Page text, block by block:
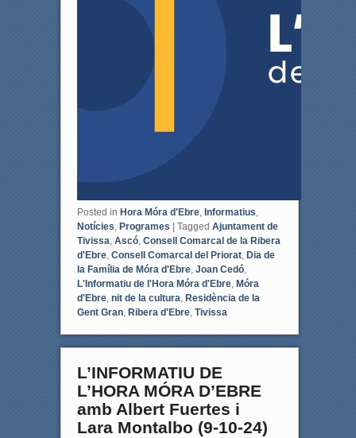
Posted in Hora Móra d'Ebre, Informatius,
Notícies, Programes Tagged Ajuntament de
Tivissa, Ascó, Consell Comarcal de la Ribera
d'Ebre, Consell Comarcal del Priorat, Dia de
la Família de Móra d'Ebre, Joan Cedó,
L'Informatiu de l'Hora Móra d'Ebre, Móra
d'Ebre, nit de la cultura, Residència de la
Gent Gran, Ribera d'Ebre, Tivissa
L’INFORMATIU DE
L’HORA MÓRA D’EBRE
amb Albert Fuertes i
Lara Montalbo (9-10-24)